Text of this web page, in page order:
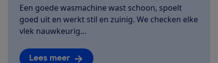
Een goede wasmachine wast schoon, spoelt
goed uit en werkt stil en zuinig. We checken elke
vlek nauwkeurig...
Lees meer